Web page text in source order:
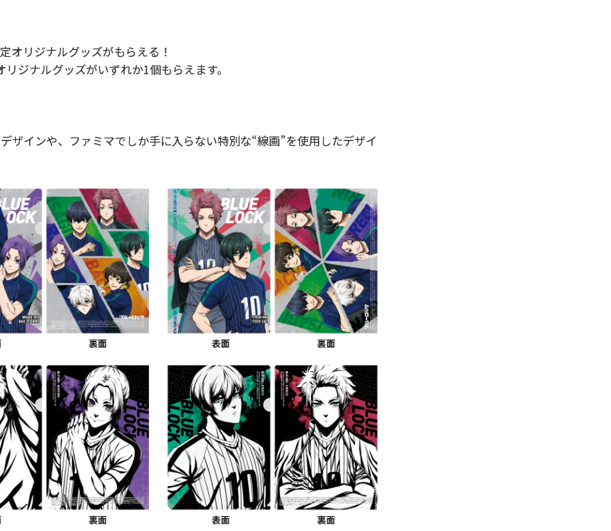
オリジナルグッズがもらえる！
ジナルグッズがいずれか1個もらえます。
ザインや、ファミマでしか手に入らない特別な“線画”を使用したデザイ